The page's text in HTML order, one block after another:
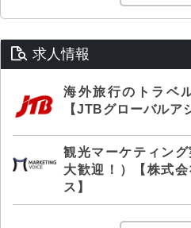
求人情報
海外旅行のトラベ
【JTBグローバルア
観光マーケティン
大歓迎！）【株式
ス】